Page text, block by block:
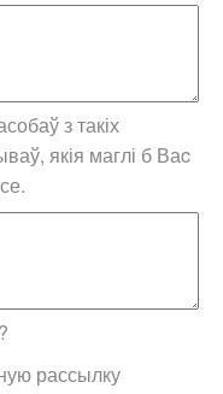
з такіх
якія маглі б Ваc
рассылку